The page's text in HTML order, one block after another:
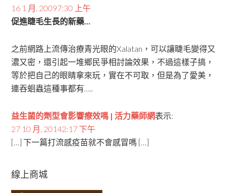
16 1 月, 20097:30 上午
促進睫毛生長的新藥…
之前網路上流傳治療青光眼的Xalatan，可以讓睫毛變得又
濃又密，還引起一堆鄉民爭相討論效果，不過這樣子搞，
等於把自己的眼睛拿來玩，實在不可取，但是為了愛美，
連吞蛔蟲這種事都有…..
益生菌的劑型會影響療效嗎 | 活力藥師網表示:
27 10 月, 20142:17 下午
[…] 下一篇打流感疫苗就不會感冒嗎 […]
線上商城